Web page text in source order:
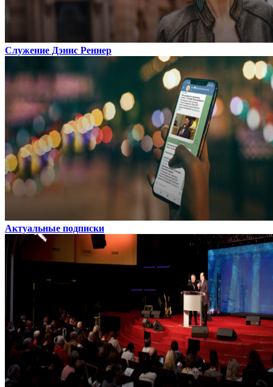
Служение Дэнис Реннер
Актуальные подписки